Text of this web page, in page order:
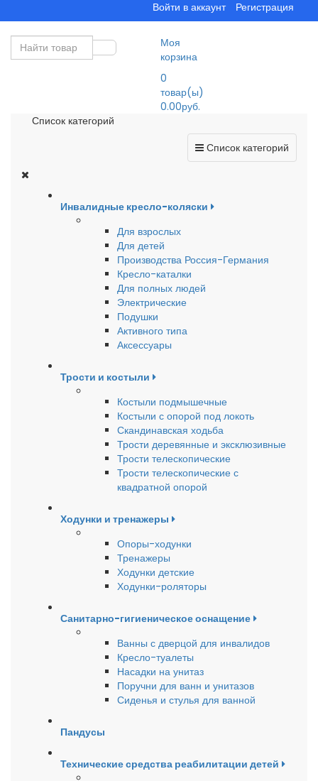
Войти в аккаунт Регистрация
Моя
корзина
0
товар(ы)
0.00руб.
Список категорий
Список категорий
Инвалидные кресло-коляски
Для взрослых
Для детей
Производства Россия-Германия
Кресло-каталки
Для полных людей
Электрические
Подушки
Активного типа
Аксессуары
Трости и костыли
Костыли подмышечные
Костыли с опорой под локоть
Скандинавская ходьба
Трости деревянные и эксклюзивные
Трости телескопические
Трости телескопические с
квадратной опорой
Ходунки и тренажеры
Опоры-ходунки
Тренажеры
Ходунки детские
Ходунки-роляторы
Санитарно-гигиеническое оснащение
Ванны с дверцой для инвалидов
Кресло-туалеты
Насадки на унитаз
Поручни для ванн и унитазов
Сиденья и стулья для ванной
Пандусы
Технические средства реабилитации детей